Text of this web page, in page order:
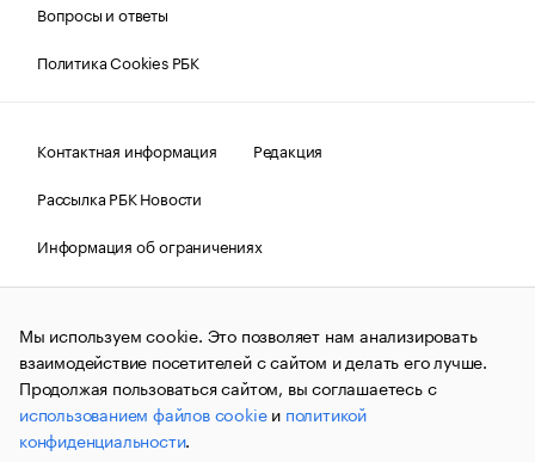
Вопросы и ответы
Политика Cookies РБК
Контактная информация
Редакция
Рассылка РБК Новости
Информация об ограничениях
Правовая информация
О соблюдении авторских прав
© АО «РОСБИЗНЕСКОНСАЛТИНГ»,1995–2026.Сообщения
и материалы информационного агентства «РБК»
(зарегистрировано Федеральной службой по надзору в сфере
связи, информационных технологий и массовых
коммуникаций (Роскомнадзор) 09.12.2015 за номером ИА
№ФС77-63848) сопровождаются пометкой «РБК». Отдельные
публикации могут содержать информацию,
Мы используем cookie. Это позволяет нам анализировать
взаимодействие посетителей с сайтом и делать его лучше.
Продолжая пользоваться сайтом, вы соглашаетесь с
использованием файлов cookieи политикой
конфиденциальности.